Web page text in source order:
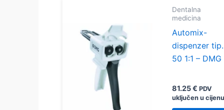
Dentalna
medicina
Automix-
dispenzer tip.
50 1:1 – DMG
81.25€ PDV
uključen u